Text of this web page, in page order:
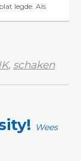
legde. Als
, schaken
Wees